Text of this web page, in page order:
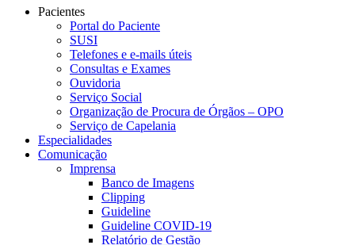
Pacientes
Portal do Paciente
SUSI
Telefones e e-mails úteis
Consultas e Exames
Ouvidoria
Serviço Social
Organização de Procura de Órgãos – OPO
Serviço de Capelania
Especialidades
Comunicação
Imprensa
Banco de Imagens
Clipping
Guideline
Guideline COVID-19
Relatório de Gestão